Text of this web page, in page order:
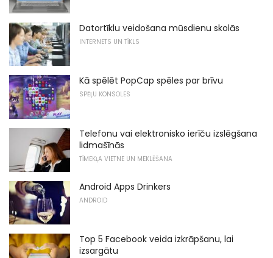
Datortīklu veidošana mūsdienu skolās
INTERNETS UN TĪKLS
Kā spēlēt PopCap spēles par brīvu
SPĒĻU KONSOLES
Telefonu vai elektronisko ierīču izslēgšana
lidmašīnās
TĪMEKĻA VIETNE UN MEKLĒŠANA
Android Apps Drinkers
ANDROID
Top 5 Facebook veida izkrāpšanu, lai
izsargātu